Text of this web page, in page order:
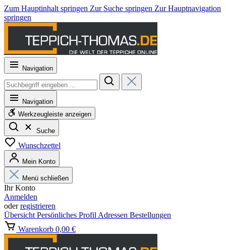
Zum Hauptinhalt springen Zur Suche springen Zur Hauptnavigation
springen
Navigation
Navigation
Werkzeugleiste anzeigen
Suche
Wunschzettel
Mein Konto
Menü schließen
Ihr Konto
Anmelden
oderregistrieren
Übersicht Persönliches Profil Adressen Bestellungen
Warenkorb 0,00 €